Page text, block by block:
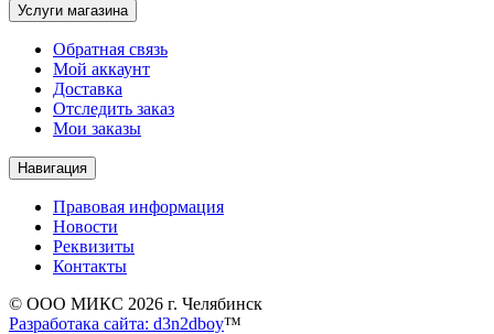
Услуги магазина
Обратная связь
Мой аккаунт
Доставка
Отследить заказ
Мои заказы
Навигация
Правовая информация
Новости
Реквизиты
Контакты
© ООО МИКС 2026 г. Челябинск
Разработака сайта: d3n2dboy™